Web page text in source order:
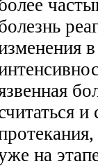
на